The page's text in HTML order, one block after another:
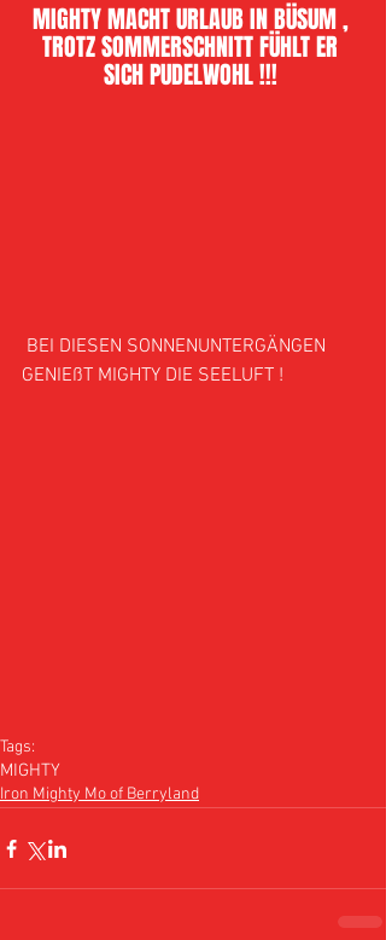
MIGHTY MACHT URLAUB IN BÜSUM ,
TROTZ SOMMERSCHNITT FÜHLT ER
SICH PUDELWOHL !!!
GENIEßT MIGHTY DIE SEELUFT !
Tags:
MIGHTY
Iron Mighty Mo of Berryland